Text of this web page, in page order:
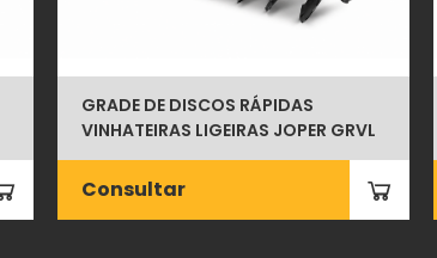
GRADE DE DISCOS RÁPIDAS
VINHATEIRAS LIGEIRAS JOPER GRVL
Consultar